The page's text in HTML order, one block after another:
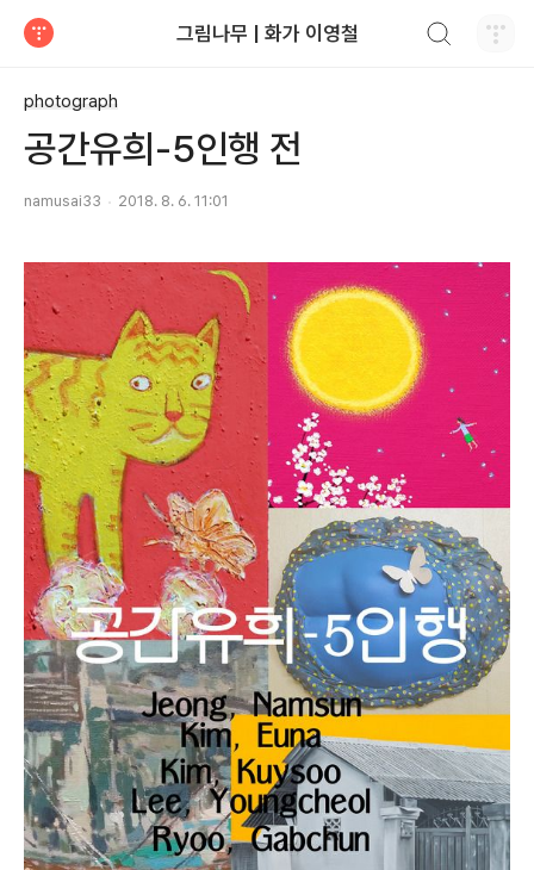
그림나무 | 화가 이영철
photograph
공간유희-5인행 전
namusai33 2018. 8. 6. 11:01